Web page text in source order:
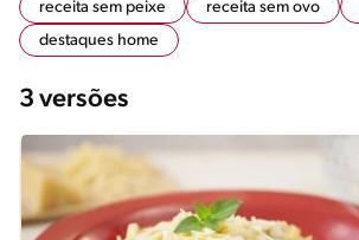
receita sem peixe
receita sem ovo
destaques home
3 versões